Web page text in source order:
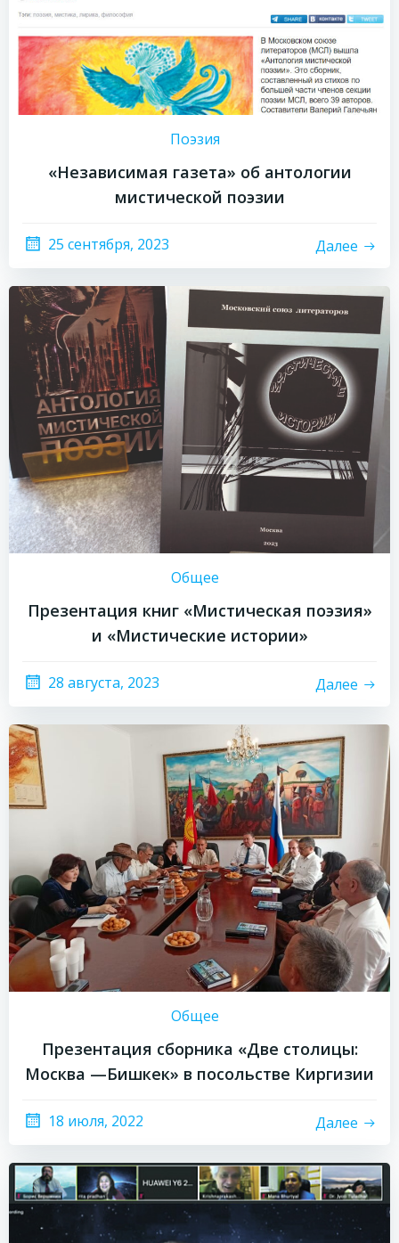
Поэзия
«Независимая газета» об антологии
мистической поэзии
25 сентября, 2023 Далее
Общее
Презентация книг «Мистическая поэзия»
и «Мистические истории»
28 августа, 2023 Далее
Общее
Презентация сборника «Две столицы:
Москва —Бишкек» в посольстве Киргизии
18 июля, 2022 Далее